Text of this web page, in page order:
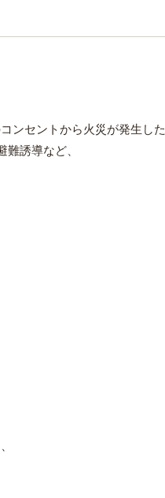
セントから火災が発生し
誘導など、